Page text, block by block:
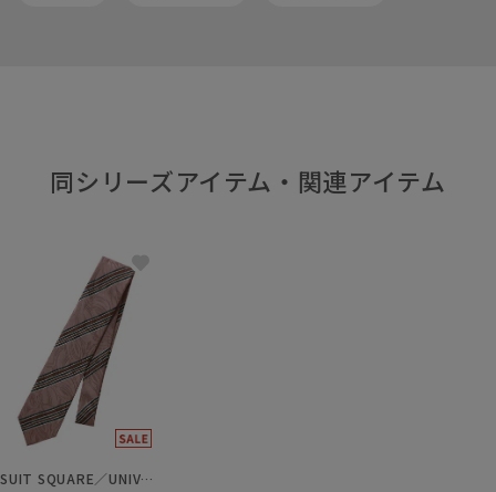
同シリーズアイテム・関連アイテム
SUIT SQUARE／UNIVERSAL LANGUAGE